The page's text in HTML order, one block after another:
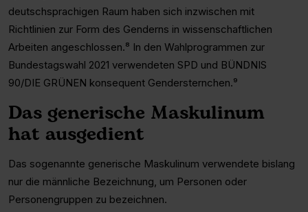
deutschsprachigen Raum haben sich inzwischen mit
Richtlinien zur Form des Genderns in wissenschaftlichen
Arbeiten angeschlossen.⁸ In den Wahlprogrammen zur
Bundestagswahl 2021 verwendeten SPD und BÜNDNIS
90/DIE GRÜNEN konsequent Gendersternchen.⁹
Das generische Maskulinum
hat ausgedient
Das sogenannte generische Maskulinum verwendete bislang
nur die männliche Bezeichnung, um Personen oder
Personengruppen zu bezeichnen.